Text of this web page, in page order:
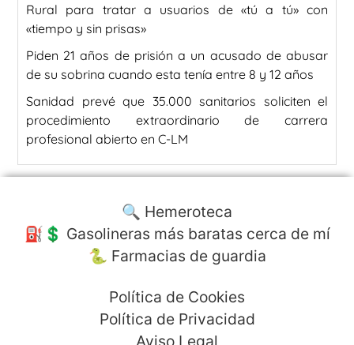
Rural para tratar a usuarios de «tú a tú» con
«tiempo y sin prisas»
Piden 21 años de prisión a un acusado de abusar
de su sobrina cuando esta tenía entre 8 y 12 años
Sanidad prevé que 35.000 sanitarios soliciten el
procedimiento extraordinario de carrera
profesional abierto en C-LM
🔍 Hemeroteca
⛽️💲 Gasolineras más baratas cerca de mí
🐍 Farmacias de guardia
Política de Cookies
Política de Privacidad
Aviso Legal